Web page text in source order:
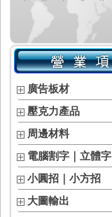
廣告板材
壓克力產品
周邊材料
電腦割字｜立體字
小圓招｜小方招
大圖輸出